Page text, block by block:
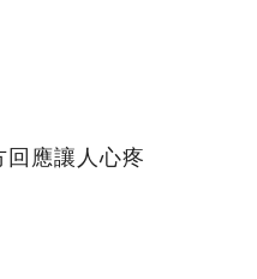
應讓人心疼